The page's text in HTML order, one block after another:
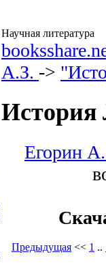
Научная литература
А.З. ->
История
Егорин
Предыдущая << 1 ..